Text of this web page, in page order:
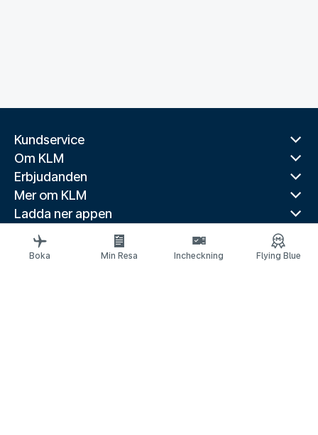
Kundservice
Om KLM
Erbjudanden
Mer om KLM
Ladda ner appen
Relaterade webbplatser
Reseguider
Boka Min Resa Incheckning Flying Blue